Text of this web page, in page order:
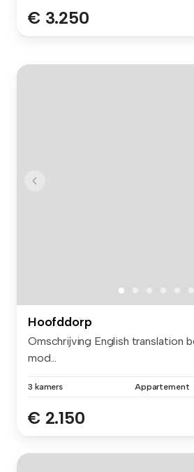
€ 3.250
Hoofddorp
Omschrijving English translation
mod...
3 kamers Appartement
€ 2.150